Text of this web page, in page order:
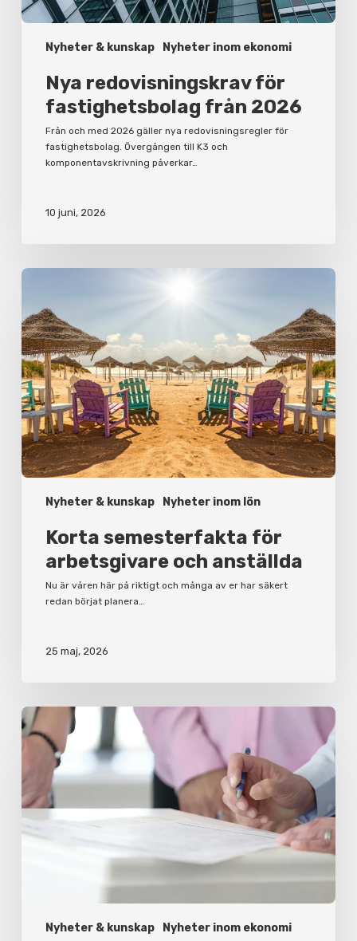
Nyheter & kunskap Nyheter inom ekonomi
Nya redovisningskrav för
fastighetsbolag från 2026
Från och med 2026 gäller nya redovisningsregler för
fastighetsbolag. Övergången till K3 och
komponentavskrivning påverkar…
10 juni, 2026
Nyheter & kunskap Nyheter inom lön
Korta
arbetsgivare
och
anställda
Korta semesterfakta för
arbetsgivare och anställda
Nu är våren här på riktigt och många av er har säkert
redan börjat planera…
25 maj, 2026
Nyheter & kunskap Nyheter inom ekonomi
Varför
du
ett
aktieägaravtal